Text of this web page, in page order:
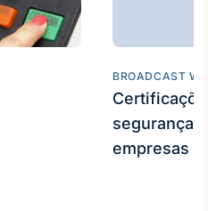
funcionalidades
BROADCAST
segurança
empresas